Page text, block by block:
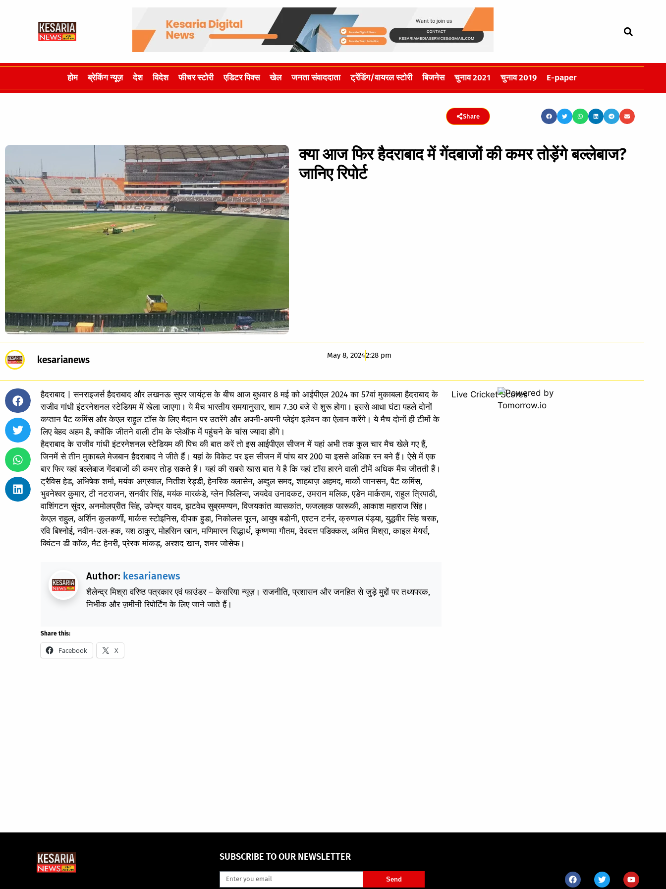
होम ब्रेकिंग न्यूज़ देश विदेश फीचर स्टोरी एडिटर पिक्स खेल जनता संवाददाता ट्रेंडिंग/वायरल स्टोरी बिजनेस चुनाव 2021 चुनाव 2019 E-paper
Share
क्या आज फिर हैदराबाद में गेंदबाजों की कमर तोड़ेंगे बल्लेबाज?
जानिए रिपोर्ट
kesarianews May 8, 20242:28 pm
हैदराबाद | सनराइजर्स हैदराबाद और लखनऊ सुपर जायंट्स के बीच आज बुधवार 8 मई को आईपीएल 2024 का 57वां मुकाबला हैदराबाद के
राजीव गांधी इंटरनेशनल स्‍टेडियम में खेला जाएगा। ये मैच भारतीय समयानुसार, शाम 7.30 बजे से शुरू होगा। इससे आधा घंटा पहले दोनों
कप्‍तान पैट कमिंस और केएल राहुल टॉस के लिए मैदान पर उतरेंगे और अपनी-अपनी प्‍लेइंग इलेवन का ऐलान करेंगे। ये मैच दोनों ही टीमों के
लिए बेहद अहम है, क्‍योंकि जीतने वाली टीम के प्‍लेऑफ में पहुंचने के चांस ज्‍यादा होंगे।
हैदराबाद के राजीव गांधी इंटरनेशनल स्‍टेडियम की पिच की बात करें तो इस आईपीएल सीजन में यहां अभी तक कुल चार मैच खेले गए हैं,
जिनमें से तीन मुकाबले मेजबान हैदराबाद ने जीते हैं। यहां के विकेट पर इस सीजन में पांच बार 200 या इससे अधिक रन बने हैं। ऐसे में एक
बार फिर यहां बल्‍लेबाज गेंदबाजों की कमर तोड़ सकते हैं। यहां की सबसे खास बात ये है कि यहां टॉस हारने वाली टीमें अधिक मैच जीतती हैं।
ट्रैविस हेड, अभिषेक शर्मा, मयंक अग्रवाल, नितीश रेड्डी, हेनरिक क्लासेन, अब्दुल समद, शाहबाज़ अहमद, मार्को जानसन, पैट कमिंस,
भुवनेश्वर कुमार, टी नटराजन, सनवीर सिंह, मयंक मारकंडे, ग्लेन फिलिप्स, जयदेव उनादकट, उमरान मलिक, एडेन मार्कराम, राहुल त्रिपाठी,
वाशिंगटन सुंदर, अनमोलप्रीत सिंह, उपेन्द्र यादव, झटवेध सुब्रमण्यन, विजयकांत व्यासकांत, फजलहक फारूकी, आकाश महाराज सिंह।
केएल राहुल, अर्शिन कुलकर्णी, मार्कस स्टोइनिस, दीपक हुडा, निकोलस पूरन, आयुष बडोनी, एश्टन टर्नर, क्रुणाल पंड्या, युद्धवीर सिंह चरक,
रवि बिश्नोई, नवीन-उल-हक, यश ठाकुर, मोहसिन खान, मणिमारन सिद्धार्थ, कृष्णप्पा गौतम, देवदत्त पडिक्कल, अमित मिश्रा, काइल मेयर्स,
क्विंटन डी कॉक, मैट हेनरी, प्रेरक मांकड़, अरशद खान, शमर जोसेफ।
Author: kesarianews
शैलेन्द्र मिश्रा वरिष्ठ पत्रकार एवं फाउंडर – केसरिया न्यूज़। राजनीति, प्रशासन और जनहित से जुड़े मुद्दों पर तथ्यपरक,
निर्भीक और ज़मीनी रिपोर्टिंग के लिए जाने जाते हैं।
Share this:
Facebook X
Live Cricket Scores
SUBSCRIBE TO OUR NEWSLETTER
Send